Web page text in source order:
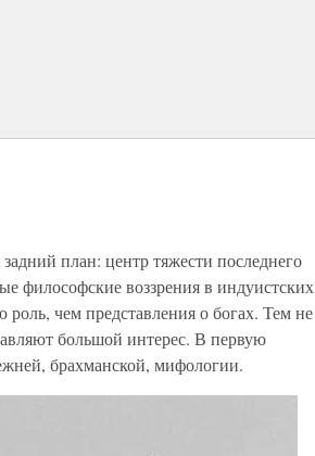
план: центр тяжести последнего
философские воззрения в индуистских
чем представления о богах. Тем не
большой интерес. В первую
брахманской, мифологии.